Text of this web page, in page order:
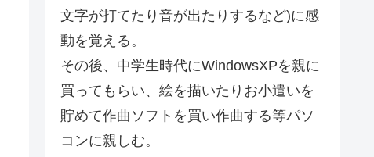
文字が打てたり音が出たりするなど)に感
動を覚える。
その後、中学生時代にWindowsXPを親に
買ってもらい、絵を描いたりお小遣いを
貯めて作曲ソフトを買い作曲する等パソ
コンに親しむ。